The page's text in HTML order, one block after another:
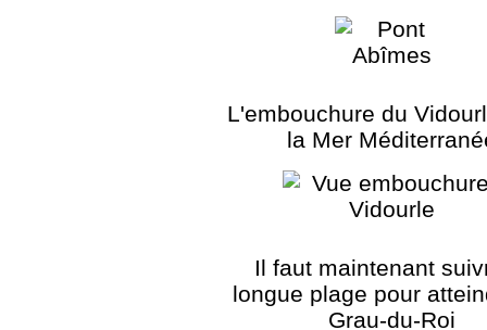
L'embouchure du
la Mer
Il faut maintenant
longue plage pour
Grau-du-Roi